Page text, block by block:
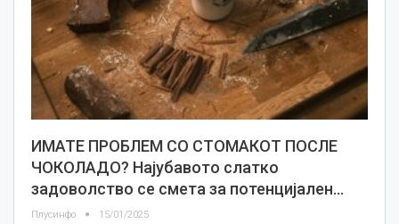
ИМАТЕ ПРОБЛЕМ СО СТОМАКОТ ПОСЛЕ
ЧОКОЛАДО? Најубавото слатко
задоволство се смета за потенцијален…
Плусинфо 15/01/2025